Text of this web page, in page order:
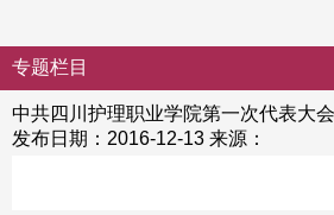
专题栏目
中共四川护理职业学院第一次代表大
发布日期：2016-12-13 来源：